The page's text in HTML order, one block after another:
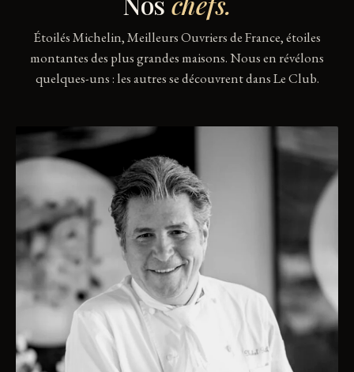
Étoilés Michelin, Meilleurs Ouvriers de France, étoiles
montantes des plus grandes maisons. Nous en révélons
quelques-uns : les autres se découvrent dans Le Club.